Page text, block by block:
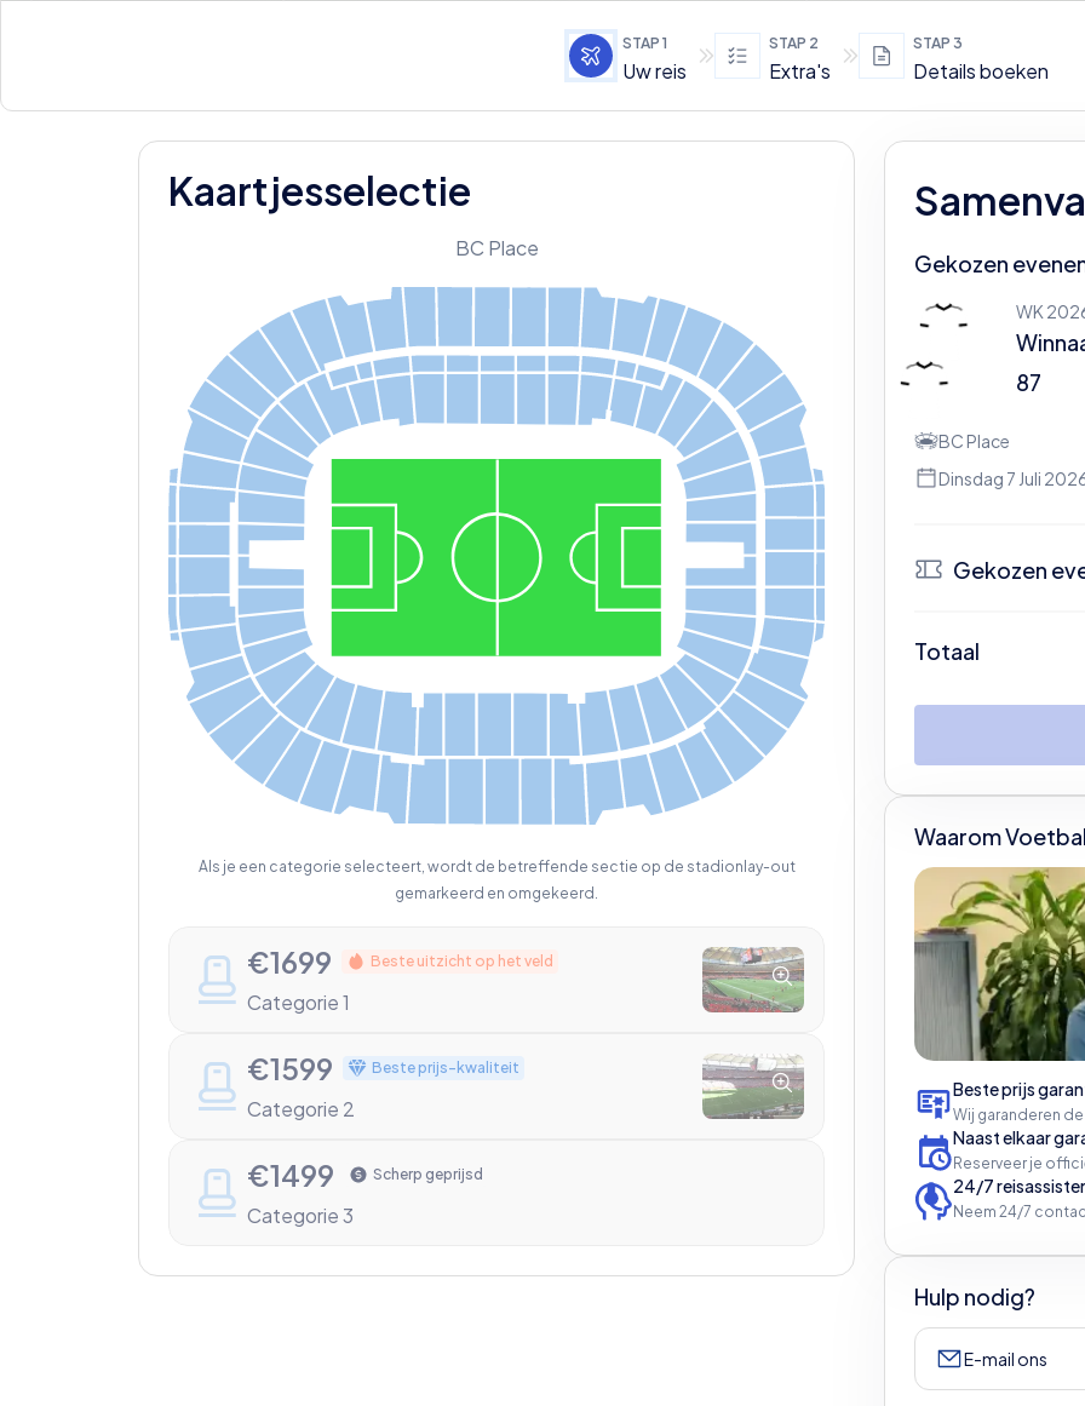
STAP 1
Uw reis
STAP 2
Extra's
STAP 3
Details boeken
Kaartjesselectie
€1699 Beste uitzicht op het veld
Categorie 1
€1599 Beste prijs-kwaliteit
Categorie 2
€1499 Scherp geprijsd
Categorie 3
BC Place
Als je een categorie selecteert, wordt de betreffende sectie op de stadionlay-out
gemarkeerd en omgekeerd.
Gekozen
WK
87
BC Place
Dinsdag 7 Juli
Gekozen
Totaal
Waarom
Beste prijs
Wij garanderen
Naast elkaar
Reserveer je
24/7
Neem 24/7
Hulp nodig?
E-mail ons